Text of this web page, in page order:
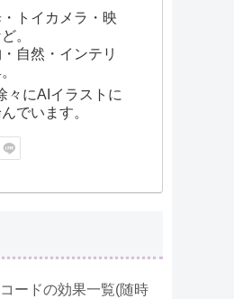
トイカメラ・映
。
自然・インテリ
々にAIイラストに
でいます。
ードの効果一覧(随時